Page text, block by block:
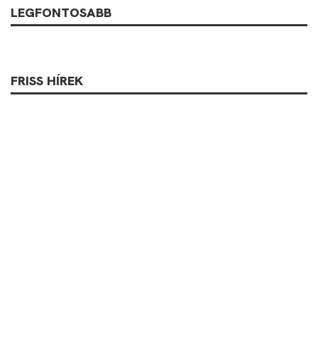
LEGFONTOSABB
FRISS HÍREK